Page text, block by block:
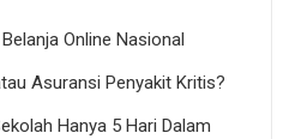
Online Nasional
Asuransi Penyakit Kritis?
Hanya 5 Hari Dalam